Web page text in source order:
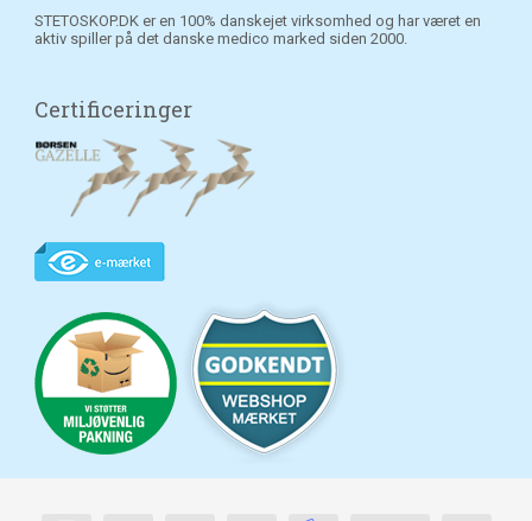
STETOSKOP.DK er en 100% danskejet virksomhed og har været en
aktiv spiller på det danske medico marked siden 2000.
Certificeringer